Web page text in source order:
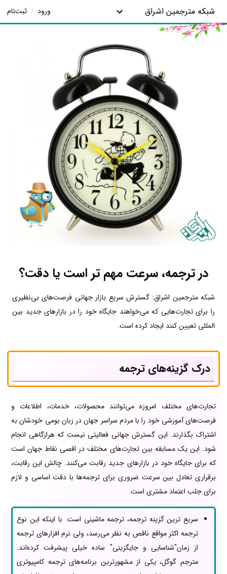
شبکه مترجمین اشراق ورود / ثبت‌نام
در ترجمه، سرعت مهم تر است یا دقت؟
شبکه مترجمین اشراق: گسترش سریع بازار جهانی فرصت‌های بی‌نظیری
را برای تجارت‌هایی که می‌خواهند جایگاه خود را در بازارهای جدید بین
المللی تعیین کنند ایجاد کرده است.
درک گزینه‌های ترجمه
تجارت‌های مختلف امروزه می‌توانند محصولات، خدمات، اطلاعات و
فرصت‌های آموزشی خود را با مردم سراسر جهان در زبان بومی خودشان به
اشتراک بگذارند. این گسترش جهانی فعالیتی نیست که هرازگاهی انجام
شود. این یک مسابقه بین تجارت‌های مختلف در اقصی نقاط جهان است
که برای جایگاه خود در بازارهای جدید رقابت می‌کنند. چالش این رقابت،
برقراری تعادل بین سرعت ضروری برای ترجمه‌ها با دقت اساسی و لازم
برای جلب اعتماد مشتری است.
سریع ترین گزینه ترجمه، ترجمه ماشینی است. با اینکه این نوع
ترجمه اکثر مواقع ناقص به نظر می‌رسد، ولی نرم افزارهای ترجمه
از زمان"شناسایی و جایگزینی" ساده خیلی پیشرفت کرده‌اند.
مترجم گوگل، یکی از مشهورترین برنامه‌های ترجمه کامپیوتری